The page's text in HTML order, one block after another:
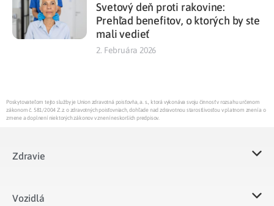
Svetový deň proti rakovine:
Prehľad benefitov, o ktorých by ste
mali vedieť
2. Februára 2026
Poskytovateľom tejto služby je Union zdravotná poisťovňa, a. s., ktorá vykonáva svoju činnosť v rozsahu určenom
zákonom č. 581/2004 Z.z. o zdravotných poisťovniach, dohľade nad zdravotnou starostlivosťou v platnom znení a o
zmene a doplnení niektorých zákonov v znení neskorších predpisov.
Zdravie
Vozidlá​